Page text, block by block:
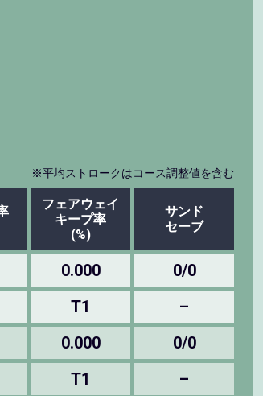
※平均ストロークはコース調整値を含む
フェアウェイ
キープ率
(%)
サンド
セーブ
0.000
0/0
T1 –
0.000
0/0
T1 –